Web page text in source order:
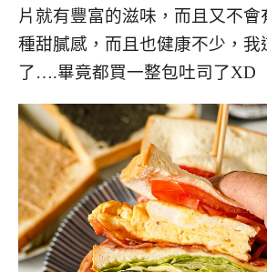
片就有豐富的滋味，而且又不會
種甜膩感，而且也健康不少，我
了….畢竟都買一整包吐司了XD